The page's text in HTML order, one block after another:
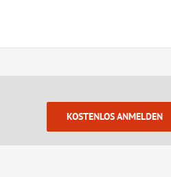
KOSTENLOS ANMELDEN